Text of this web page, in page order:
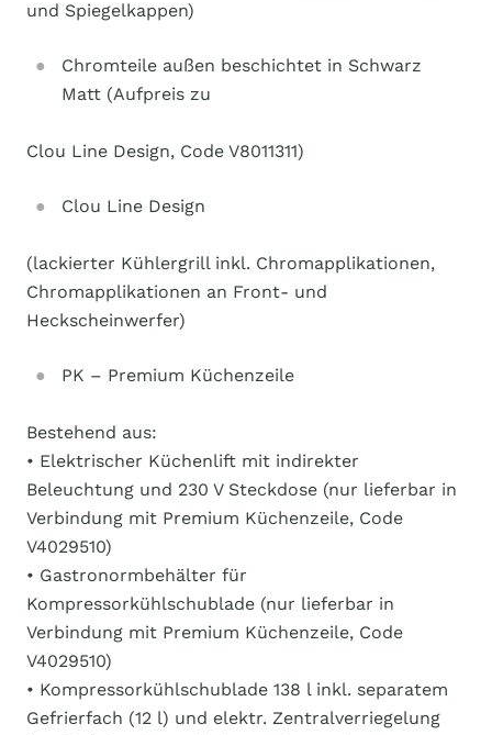
und Spiegelkappen)
Chromteile außen beschichtet in Schwarz
Matt (Aufpreis zu
Clou Line Design, Code V8011311)
Clou Line Design
(lackierter Kühlergrill inkl. Chromapplikationen,
Chromapplikationen an Front- und
Heckscheinwerfer)
PK – Premium Küchenzeile
Bestehend aus:
• Elektrischer Küchenlift mit indirekter
Beleuchtung und 230 V Steckdose (nur lieferbar in
Verbindung mit Premium Küchenzeile, Code
V4029510)
• Gastronormbehälter für
Kompressorkühlschublade (nur lieferbar in
Verbindung mit Premium Küchenzeile, Code
V4029510)
• Kompressorkühlschublade 138 l inkl. separatem
Gefrierfach (12 l) und elektr. Zentralverriegelung